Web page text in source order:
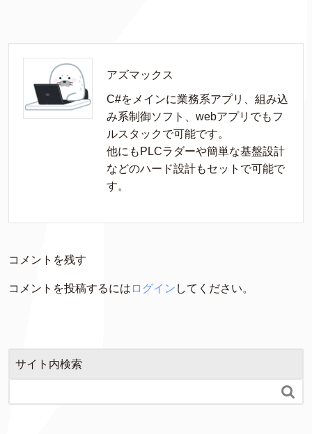
アズマックス
C#をメインに業務系アプリ、組み込
み系制御ソフト、webアプリでもフ
ルスタックで可能です。
他にもPLCラダーや簡単な基盤設計
などのハード設計もセットで可能で
す。
コメントを残す
コメントを投稿するには ログイン してください。
サイト内検索
